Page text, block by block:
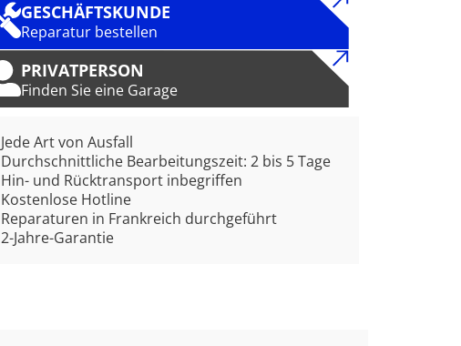
GESCHÄFTSKUNDE
Reparatur bestellen
PRIVATPERSON
Finden Sie eine Garage
Jede Art von Ausfall
Durchschnittliche Bearbeitungszeit: 2 bis 5 Tage
Hin- und Rücktransport inbegriffen
Kostenlose Hotline
Reparaturen in Frankreich durchgeführt
2-Jahre-Garantie